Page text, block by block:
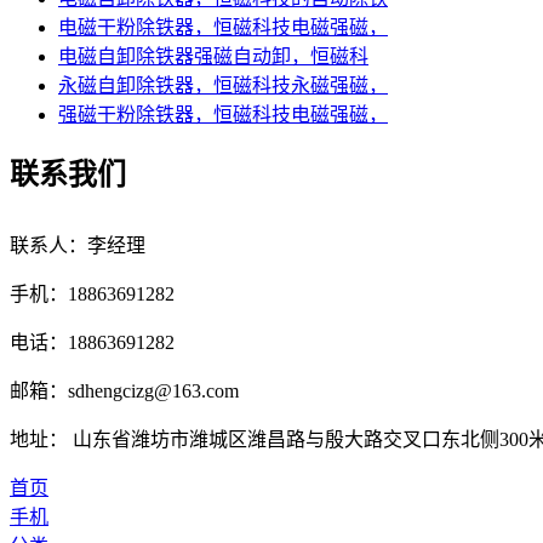
电磁干粉除铁器，恒磁科技电磁强磁，
电磁自卸除铁器强磁自动卸，恒磁科
永磁自卸除铁器，恒磁科技永磁强磁，
强磁干粉除铁器，恒磁科技电磁强磁，
联系我们
联系人：李经理
手机：18863691282
电话：18863691282
邮箱：sdhengcizg@163.com
地址： 山东省潍坊市潍城区潍昌路与殷大路交叉口东北侧300
首页
手机